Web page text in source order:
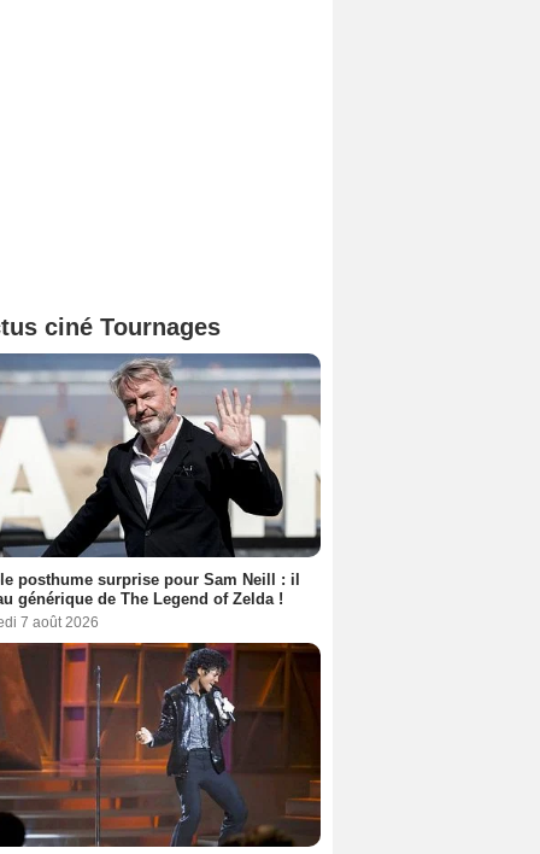
ciné Tournages
posthume surprise pour Sam Neill : il
générique de The Legend of Zelda !
7 août 2026